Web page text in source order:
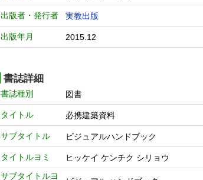
出版者・発行者 実教出版
出版年月 2015.12
書誌詳細
書誌種別 図書
タイトル 必携建築資料
サブタイトル ビジュアルハンドブック
タイトルヨミ
ヒッケイ ケンチク シリョウ
サブタイトルヨ